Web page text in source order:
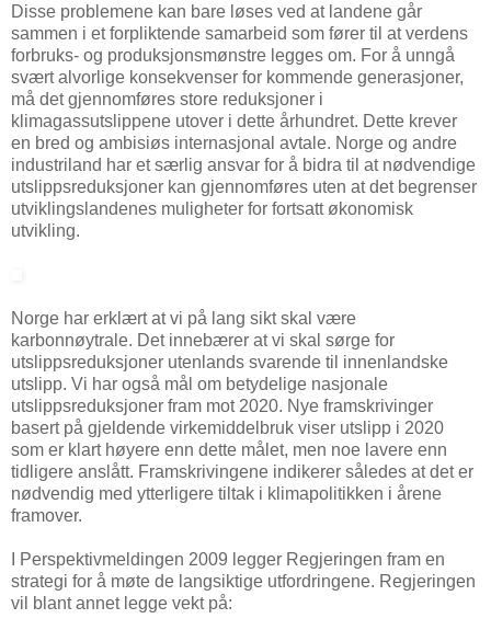
Disse problemene kan bare løses ved at landene går
sammen i et forpliktende samarbeid som fører til at verdens
forbruks- og produksjonsmønstre legges om. For å unngå
svært alvorlige konsekvenser for kommende generasjoner,
må det gjennomføres store reduksjoner i
klimagassutslippene utover i dette århundret. Dette krever
en bred og ambisiøs internasjonal avtale. Norge og andre
industriland har et særlig ansvar for å bidra til at nødvendige
utslippsreduksjoner kan gjennomføres uten at det begrenser
utviklingslandenes muligheter for fortsatt økonomisk
utvikling.
Norge har erklært at vi på lang sikt skal være
karbonnøytrale. Det innebærer at vi skal sørge for
utslippsreduksjoner utenlands svarende til innenlandske
utslipp. Vi har også mål om betydelige nasjonale
utslippsreduksjoner fram mot 2020. Nye framskrivinger
basert på gjeldende virkemiddelbruk viser utslipp i 2020
som er klart høyere enn dette målet, men noe lavere enn
tidligere anslått. Framskrivingene indikerer således at det er
nødvendig med ytterligere tiltak i klimapolitikken i årene
framover.
I Perspektivmeldingen 2009 legger Regjeringen fram en
strategi for å møte de langsiktige utfordringene. Regjeringen
vil blant annet legge vekt på: